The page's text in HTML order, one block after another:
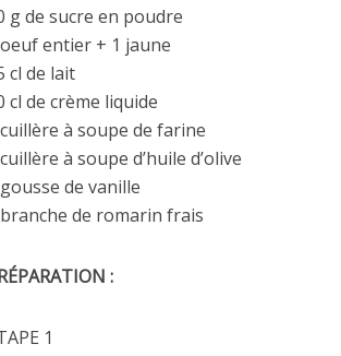
g de sucre en poudre
entier + 1 jaune
cl de lait
cl de crème liquide
à soupe de farine
à soupe d’huile d’olive
de vanille
de romarin frais
:
1